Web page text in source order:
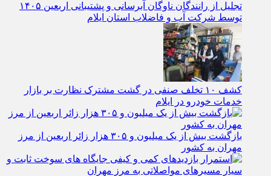
تجلیل از رانندگان ناوگان آبرسانی و پشتیبانی اربعین ۱۴۰۵
توسط شرکت آب و فاضلاب استان ایلام
کشف ۱۰ تخلف صنفی در گشت مشترک نظارت بر بازار
خدمات خودرو در ایلام
بازگشت بیش از یک میلیون و ۳۰۵ هزار زائر اربعین از مرز
مهران به کشور